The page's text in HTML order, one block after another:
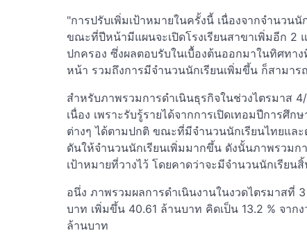
"การปรับเพิ่มเป้าหมายในครั้งนี้ เนื่องจากจำนวน
ขณะที่ปีหน้ามีแผนจะเปิดโรงเรียนสาขาเพิ่มอีก 2
ปกครอง ซึ่งผลตอบรับในเบื้องต้นออกมาในทิศทา
หน้า รวมถึงการมีจำนวนนักเรียนเพิ่มขึ้น ก็สามา
สำหรับภาพรวมการดำเนินธุรกิจในช่วงไตรมาส
เนื่อง เพราะรับรู้รายได้จากการเปิดเทอมปีการศึ
ต่างๆ ได้ตามปกติ ขณะที่มีจำนวนนักเรียนไทยแล
ดันให้จำนวนนักเรียนเพิ่มมากขึ้น ดังนั้นภาพรวมก
เป้าหมายที่วางไว้ โดยคาดว่าจะมีจำนวนนักเรียน
อนึ่ง ภาพรวมผลการดำเนินงานในงวดไตรมาสที่
บาท เพิ่มขึ้น 40.61 ล้านบาท คิดเป็น 13.2 % จา
ล้านบาท